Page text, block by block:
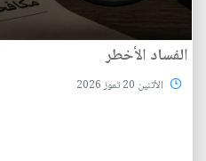
الفساد الأخطر
الأثنين 20 تموز 2026